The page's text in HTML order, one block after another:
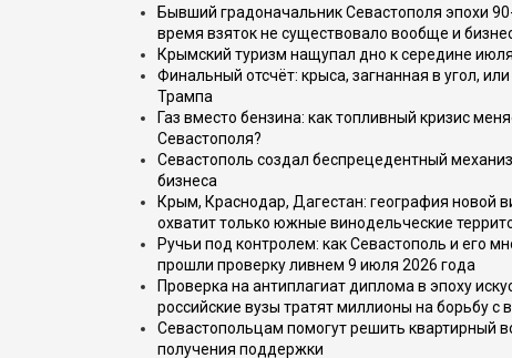
Бывший градоначальник Севастополя эпохи
время взяток не существовало вообще и
Крымский туризм нащупал дно к середине
Финальный отсчёт: крыса, загнанная в угол,
Трампа
Газ вместо бензина: как топливный кризис
Севастополя?
Севастополь создал беспрецедентный
бизнеса
Крым, Краснодар, Дагестан: география новой
охватит только южные винодельческие
Ручьи под контролем: как Севастополь и его
прошли проверку ливнем 9 июля 2026 года
Проверка на антиплагиат диплома в эпоху
российские вузы тратят миллионы на борьбу
Севастопольцам помогут решить квартирный
получения поддержки